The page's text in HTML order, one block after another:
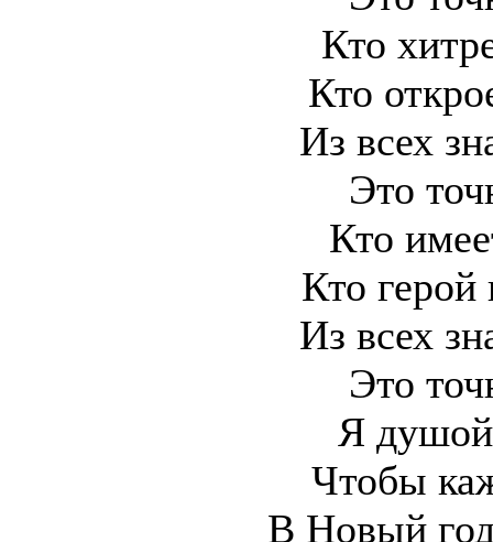
Кто
Кто
Из всех
Это
Кто
Кто герой
Из всех
Это
Я
Чтобы
В Новый